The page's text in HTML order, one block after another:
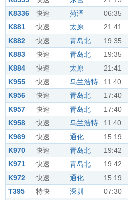
K8336
快速 菏泽 06:35
K881
快速 太原 21:41
K882
快速 青岛北 19:35
K883
快速 青岛北 19:35
K884
快速 太原 21:41
K955
快速 乌兰浩特 11:40
K956
快速 青岛北 17:40
K957
快速 青岛北 17:40
K958
快速 乌兰浩特 11:40
K969
快速 通化 15:19
K970
快速 青岛北 19:42
K971
快速 青岛北 19:42
K972
快速 通化 15:19
T395
特快 深圳 07:30